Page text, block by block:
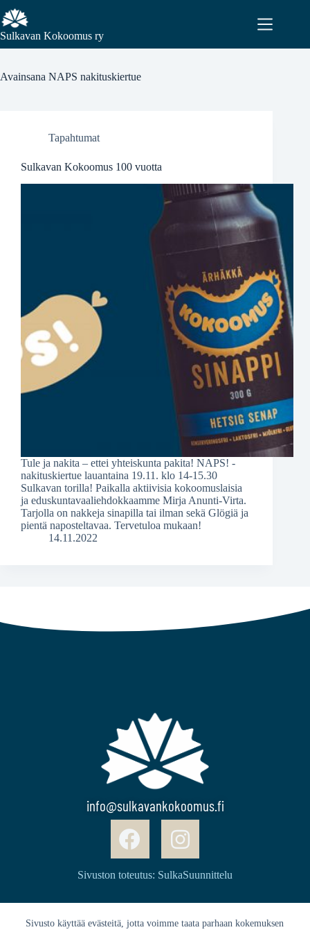
Sivusto käyttää evästeitä, jotta voimme taata parhaan kokemuksen
Sulkavan Kokoomus ry
Avainsana NAPS nakituskiertue
Tapahtumat
Sulkavan Kokoomus 100 vuotta
Tule ja nakita – ettei yhteiskunta pakita! NAPS! -
nakituskiertue lauantaina 19.11. klo 14-15.30
Sulkavan torilla! Paikalla aktiivisia kokoomuslaisia
ja eduskuntavaaliehdokkaamme Mirja Anunti-Virta.
Tarjolla on nakkeja sinapilla tai ilman sekä Glögiä ja
pientä naposteltavaa. Tervetuloa mukaan!
14.11.2022
info@sulkavankokoomus.fi
Sivuston toteutus: SulkaSuunnittelu